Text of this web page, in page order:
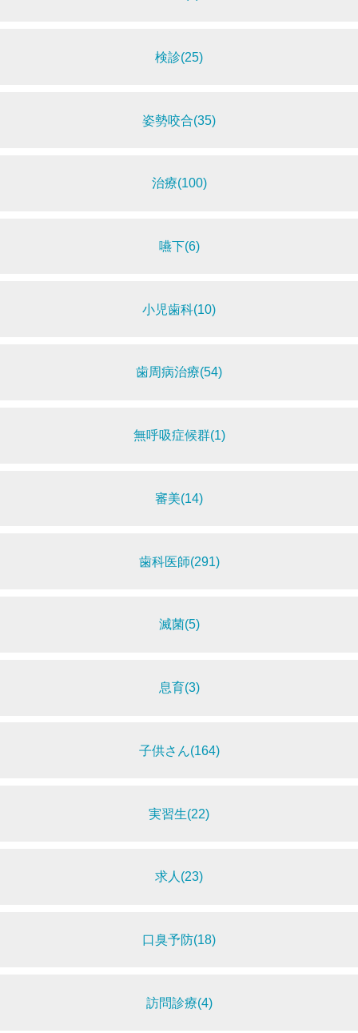
検診(25)
姿勢咬合(35)
治療(100)
嚥下(6)
小児歯科(10)
歯周病治療(54)
無呼吸症候群(1)
審美(14)
歯科医師(291)
滅菌(5)
息育(3)
子供さん(164)
実習生(22)
求人(23)
口臭予防(18)
訪問診療(4)